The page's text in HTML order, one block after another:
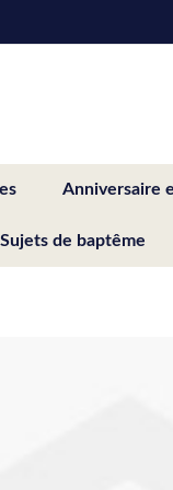
Anniversaire
Sujets de baptême